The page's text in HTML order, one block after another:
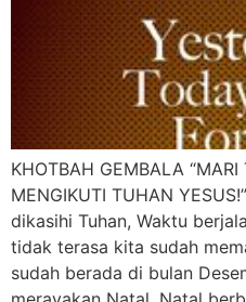
KHOTBAH GEMBALA “MARI
MENGIKUTI TUHAN
dikasihi Tuhan, Waktu
tidak terasa kita sudah
sudah berada di bulan